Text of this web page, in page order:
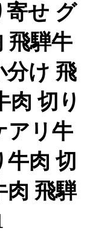
寄せ グ
飛騨牛
分け 飛
肉 切り
アリ牛
肉 切
肉 飛騨